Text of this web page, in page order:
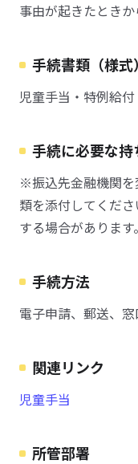
事由が起きたとき
手続書類（様式）
児童手当・特例
手続に必要な持
※振込先金融機関を
類を添付してくだ
する場合があります。
手続方法
電子申請、郵送、
関連リンク
児童手当
所管部署